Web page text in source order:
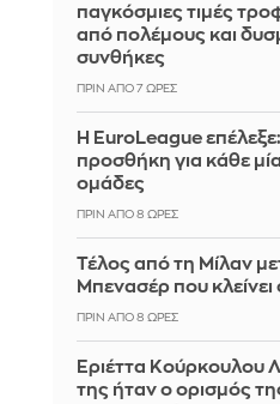
παγκόσμιες τιμές
από πολέμους και
συνθήκες
ΠΡΙΝ ΑΠΌ 7 ΏΡΕΣ
Η EuroLeague
προσθήκη για κάθε
ομάδες
ΠΡΙΝ ΑΠΌ 8 ΏΡΕΣ
Τέλος από τη Μίλαν
Μπενασέρ που
ΠΡΙΝ ΑΠΌ 8 ΏΡΕΣ
Εριέττα Κούρκουλου
της ήταν ο ορισμός